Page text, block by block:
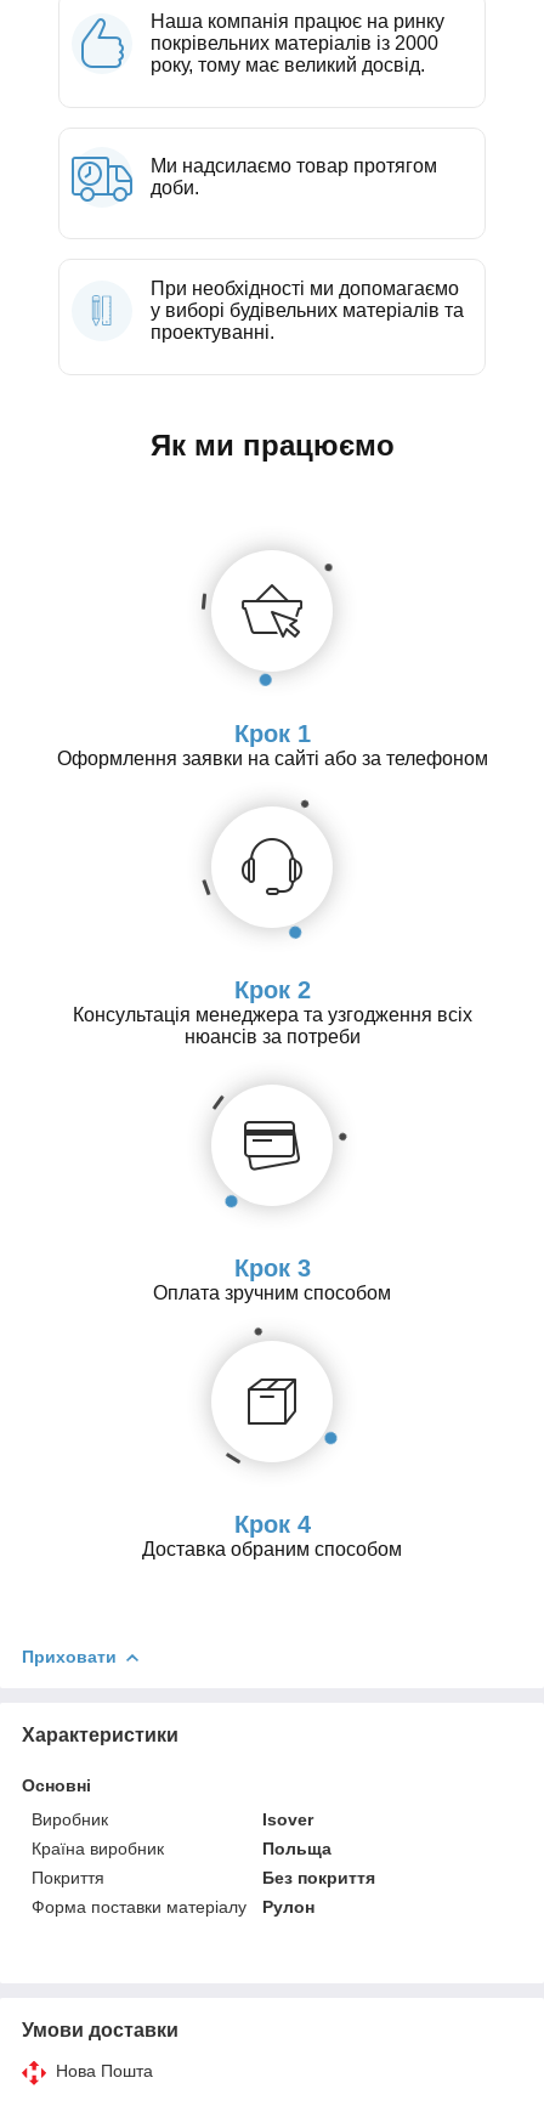
Наша компанія працює на ринку
покрівельних матеріалів із 2000
року, тому має великий досвід.
Ми надсилаємо товар протягом
доби.
При необхідності ми допомагаємо
у виборі будівельних матеріалів та
проектуванні.
Як ми працюємо
Крок 1
Оформлення заявки на сайті або за телефоном
Крок 2
Консультація менеджера та узгодження всіх
нюансів за потреби
Крок 3
Оплата зручним способом
Крок 4
Доставка обраним способом
Приховати
Характеристики
Основні
Виробник
Isover
Країна виробник
Польща
Покриття
Без покриття
Форма поставки матеріалу
Рулон
Умови доставки
Нова Пошта